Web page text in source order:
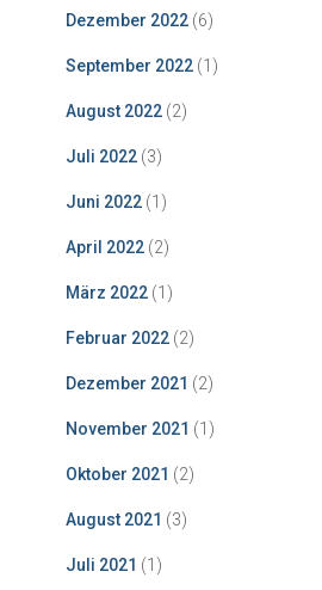
Dezember 2022 (6)
September 2022 (1)
August 2022 (2)
Juli 2022 (3)
Juni 2022 (1)
April 2022 (2)
März 2022 (1)
Februar 2022 (2)
Dezember 2021 (2)
November 2021 (1)
Oktober 2021 (2)
August 2021 (3)
Juli 2021 (1)